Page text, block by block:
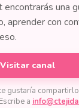
encontrarás una
aprender con
Visitar canal
gustaría
a